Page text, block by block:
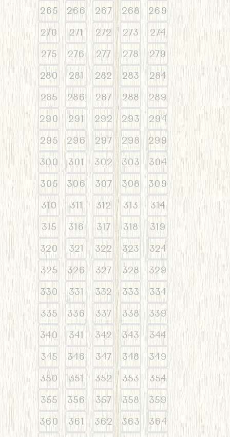
265
266 267 268
269
270
271 272 273
274
275
276 277 278
279
280
281 282 283
284
285
286 287 288
289
290
291 292 293
294
295
296 297 298
299
300
301 302 303
304
305
306 307 308
309
310
311 312 313
314
315
316 317 318
319
320
321 322 323
324
325
326 327 328
329
330
331 332 333
334
335
336 337 338
339
340
341 342 343
344
345
346 347 348
349
350
351 352 353
354
355
356 357 358
359
360
361 362 363
364